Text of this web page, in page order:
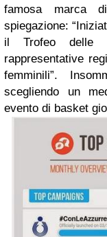
famosa marca
spiegazione:
il Trofeo delle
rappresentative
femminili”.
scegliendo un
evento di basket